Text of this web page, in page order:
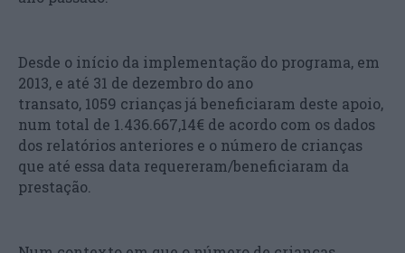
Desde o início da implementação do programa, em
2013, e até 31 de dezembro do ano
transato, 1059 crianças já beneficiaram deste apoio,
num total de 1.436.667,14€ de acordo com os dados
dos relatórios anteriores e o número de crianças
que até essa data requereram/beneficiaram da
prestação.